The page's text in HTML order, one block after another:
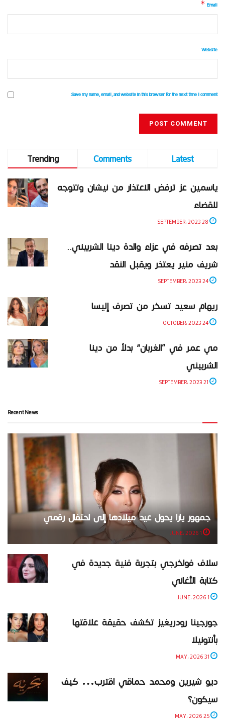
Email
*
Website
Save my name, email, and website in this browser for the next time I comment.
Trending Comments
Latest
ياسمين عز ترفض الاعتذار من نيشان وتتوجه
للقضاء
بعد تصرفه في عزاء والدة دينا الشربيني..
شريف منير يعتذر ويقبل النقد
ريهام سعيد تسخر من تصرف إليسا
مي عمر في “الغربان” بدلاً من دينا
الشربيني
Recent News
جمهور يارا يحول عيد ميلادها إلى احتفال رقمي
سلاف فواخرجي بتجربة فنية جديدة في
كتابة الأغاني
جورجينا رودريغيز تكشف حقيقة علاقتها
بأنتونيلا
ديو شيرين ومحمد حماقي اقترب… كيف
سيكون؟